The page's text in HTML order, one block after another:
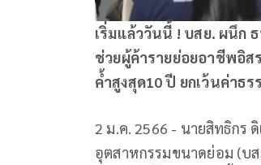
เริ่มแล้ววันนี้ ! บสย. ผนึก
ช่วยผู้ค้ารายย่อยอาชีพอิส
ค้ำสูงสุด10 ปี ยกเว้นค่าธ
2 ม.ค. 2566 - นายสิทธิกร
อุตสาหกรรมขนาดย่อม (บ